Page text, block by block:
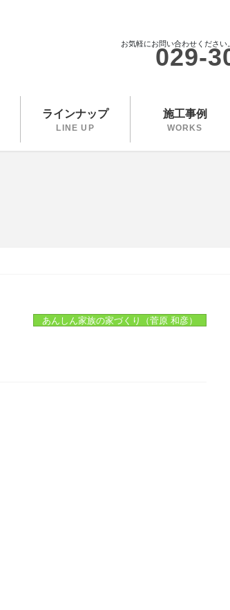
お気軽にお問い合わせください
029-
ラインナップ
LINE UP
施工事例
WORKS
あんしん家族の家づくり（菅原 和彦）